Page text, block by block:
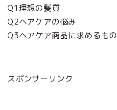
Q1理想の髪質
Q2ヘアケアの悩み
Q3ヘアケア商品に求めるもの
スポンサーリンク